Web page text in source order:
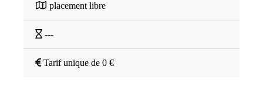
placement libre
---
Tarif unique de 0 €